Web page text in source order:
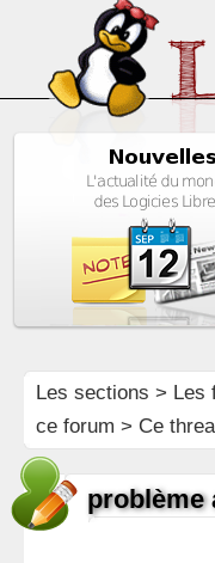
Les sections > Les
ce forum > Ce
problème